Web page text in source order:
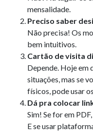
mensalidade.
Preciso saber
Não precisa! Os
bem intuitivos.
Cartão de visita
Depende. Hoje em
situações, mas se
físicos, pode usar
Dá pra colocar
Sim! Se for em
E se usar